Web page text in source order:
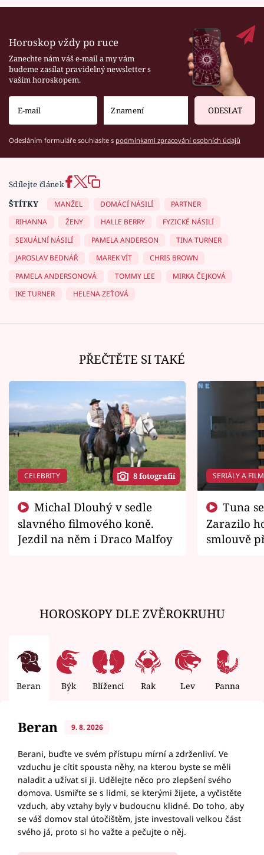
Horoskop vždy po ruce
Zanechte nám váš e-mail a my vám
budeme zasílat pravidelný newsletter s
vaším horoskopem.
ODESLAT
Odesláním formuláře souhlasíte s podmínkami zpracování osobních údajů
Sdílejte článek
ŠTÍTKY
MANŽEL DOMÁCÍ NÁSILÍ
PARTNER
RIHANNA
ŽENY HALLE BERRY
FYZICKÉ NÁSILÍ
SEXUÁLNÍ NÁSILÍ
PAMELA ANDERSON
TINA TURNER
JAROSLAV BEDNÁŘ
MAREK VÍT
CHRIS BROWN
PAMELA ANDERSONOVÁ
TOMMY LEE
MIRKA ČEJKOVÁ
IKE TURNER
HELENA ZEŤOVÁ
PŘEČTĚTE SI TAKÉ
CELEBRITY 8 fotografií
slavného filmového koně.
Jezdil na něm i Draco Malfoy
SERIÁLY A
Zarazilo
smlouvě
HOROSKOPY DLE ZVĚROKRUHU
Beran Býk Blíženci Rak Lev Panna
Beran 9. 8. 2026
Berani, buďte ve svém přístupu mírní a zdrženliví. Ve
vzduchu je cítit spousta něhy, na kterou byste se měli
naladit a užívat si ji. Udělejte něco pro zlepšení svého
domova. Usmiřte se s lidmi, se kterými žijete, a vyčistěte
vzduch, aby vztahy byly v budoucnu klidné. Do toho, aby
se váš domov stal útočištěm, jste investovali velkou část
svého já, proto si ho važte a pečujte o něj.